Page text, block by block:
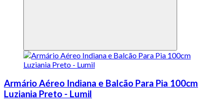
Armário Aéreo Indiana e Balcão Para Pia 100cm
Luziania Preto - Lumil